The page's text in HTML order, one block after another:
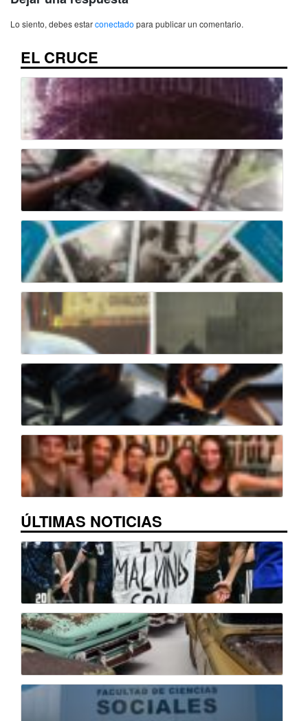
Lo siento, debes estarconectado para publicar un comentario.
EL CRUCE
ÚLTIMAS NOTICIAS